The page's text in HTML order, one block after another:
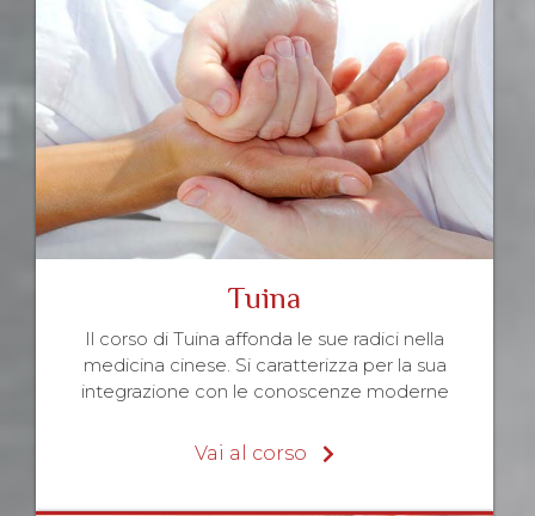
Tuina
Il corso di Tuina affonda le sue radici nella
medicina cinese. Si caratterizza per la sua
integrazione con le conoscenze moderne
Vai al corso